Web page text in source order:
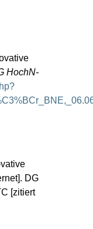
HochN-
DG
[zitiert